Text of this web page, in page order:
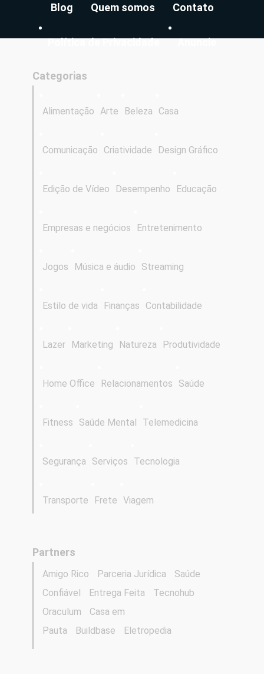
Blog Quem somos Contato
Política de Privacidade Anuncie
Categorias
Alimentação Arte Beleza Casa
Comunicação Criatividade Design Gráfico
Edição de Vídeo Desempenho Educação
Empresas e negócios Entretenimento
Jogos Música e áudio Streaming
Estilo de vida Finanças Contabilidade
Lazer Marketing Natureza Produtividade
Home Office Relacionamentos Saúde
Fitness Saúde Mental Telemedicina
Segurança Serviços Tecnologia
Transporte Frete Viagem
Partners
Amigo Rico Parceria Jurídica
Saúde
Confiável
Entrega Feita
Tecnohub
Oraculum
Casa em
Pauta
Buildbase Eletropedia